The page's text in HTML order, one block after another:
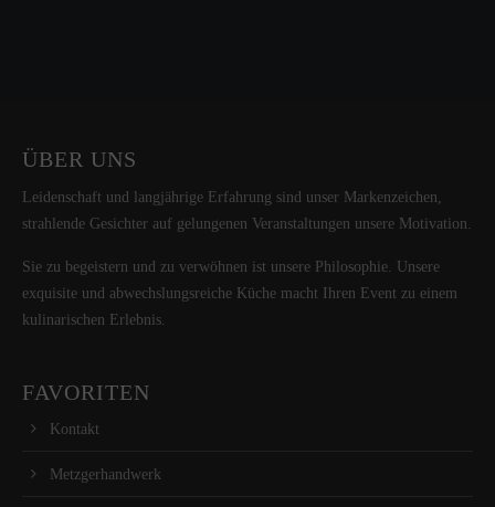
ÜBER UNS
Leidenschaft und langjährige Erfahrung sind unser Markenzeichen,
strahlende Gesichter auf gelungenen Veranstaltungen unsere Motivation.
Sie zu begeistern und zu verwöhnen ist unsere Philosophie. Unsere
exquisite und abwechslungsreiche Küche macht Ihren Event zu einem
kulinarischen Erlebnis.
FAVORITEN
Kontakt
Metzgerhandwerk